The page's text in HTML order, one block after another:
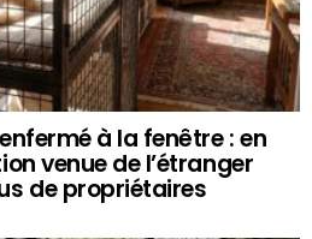
à la fenêtre : en
venue de l’étranger
de propriétaires